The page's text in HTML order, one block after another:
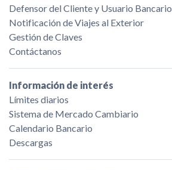
Defensor del Cliente y Usuario Bancario
Notificación de Viajes al Exterior
Gestión de Claves
Contáctanos
Información de interés
Límites diarios
Sistema de Mercado Cambiario
Calendario Bancario
Descargas